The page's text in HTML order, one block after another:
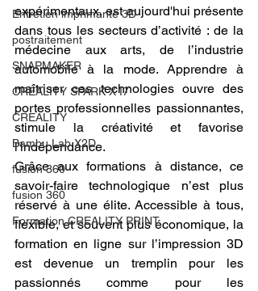
Entretien imprimante 3D
postraitement
SNAPMAKER
CRÉALITY SPARK X I7
CREALITY
Bambu Lab X2D
fusion 360
fusion 360
Formation CREALITY PRINT
expérimentaux, est aujourd'hui présente
dans tous les secteurs d’activité : de la
médecine aux arts, de l’industrie
automobile à la mode. Apprendre à
maîtriser ces technologies ouvre des
portes professionnelles passionnantes,
stimule la créativité et favorise
l'indépendance.
Grâce aux formations à distance, ce
savoir-faire technologique n’est plus
réservé à une élite. Accessible à tous,
flexible, et souvent plus économique, la
formation en ligne sur l’impression 3D
est devenue un tremplin pour les
passionnés comme pour les